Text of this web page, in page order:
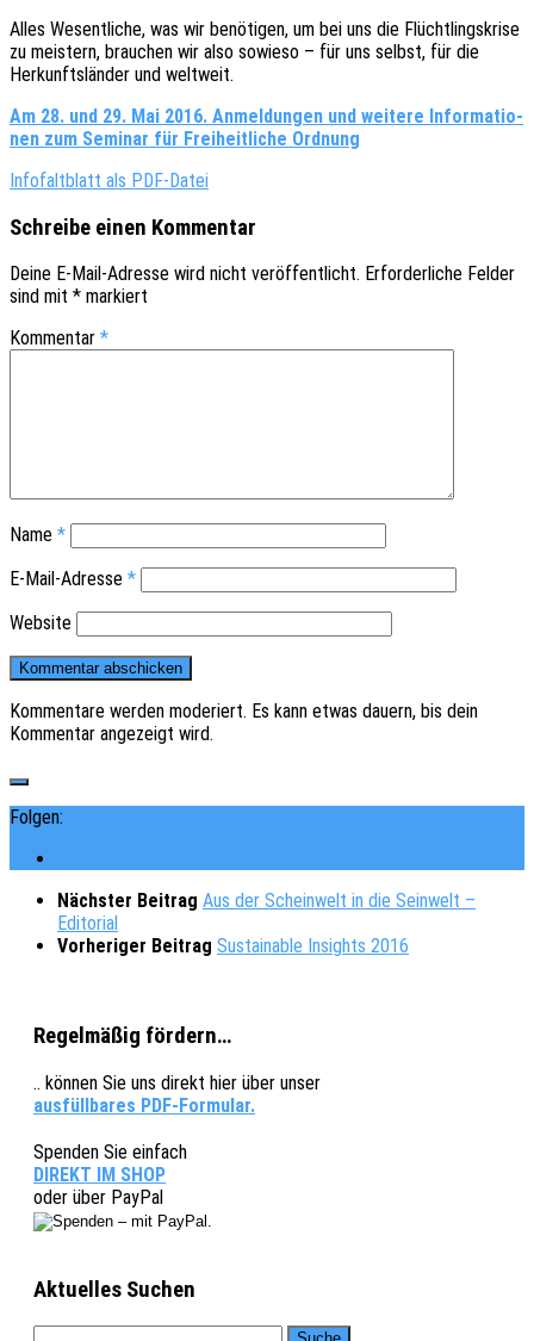
Alles Wesent­li­che, was wir benö­ti­gen, um bei uns die Flücht­lings­kri­se
zu meis­tern, brau­chen wir also sowie­so – für uns selbst, für die
Herkunfts­län­der und weltweit.
Am 28. und 29. Mai 2016. Anmel­dun­gen und weite­re Infor­ma­tio­
nen zum Semi­nar für Frei­heit­li­che Ordnung
Info­falt­blatt als PDF-Datei
Schreibe einen Kommentar
Deine E-Mail-Adresse wird nicht veröffentlicht. Erforderliche Felder
sind mit * markiert
Kommentar *
Name *
E-Mail-Adresse *
Website
Kommentare werden moderiert. Es kann etwas dauern, bis dein
Kommentar angezeigt wird.
Folgen:
Nächster Beitrag Aus der Schein­welt in die Sein­welt –
Editorial
Vorheriger Beitrag Sustainable Insights 2016
Regelmäßig fördern…
.. können Sie uns direkt hier über unser
ausfüllbares PDF-Formular.
Spenden Sie einfach
DIREKT IM SHOP
oder über PayPal
Aktuelles Suchen